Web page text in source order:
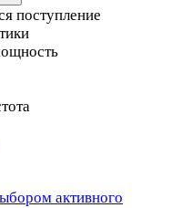
поступление
активного